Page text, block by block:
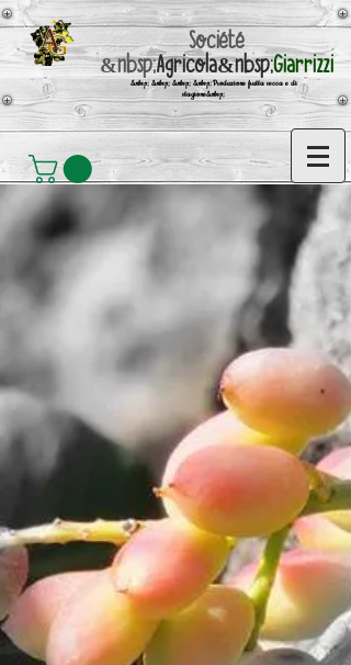
Société
&nbsp;Agricola&nbsp;Giarrizzi
&nbsp; &nbsp; &nbsp; &nbsp;Produzione frutta secca e di
stagione&nbsp;
-Frais de port offerts pour
les commandes supérieures à
60,00 € -&nbsp;